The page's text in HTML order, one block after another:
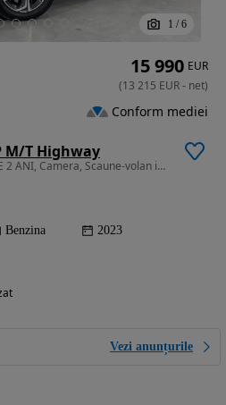
1 / 6
M/T Highway
1498 cm3 • 110 CP • GARANTIE 2 ANI, Camera, Scaune-volan incalzite, Clima
Benzina 2023
Vezi anunțurile
15 990 EUR
(13 215 EUR- net)
Conform mediei